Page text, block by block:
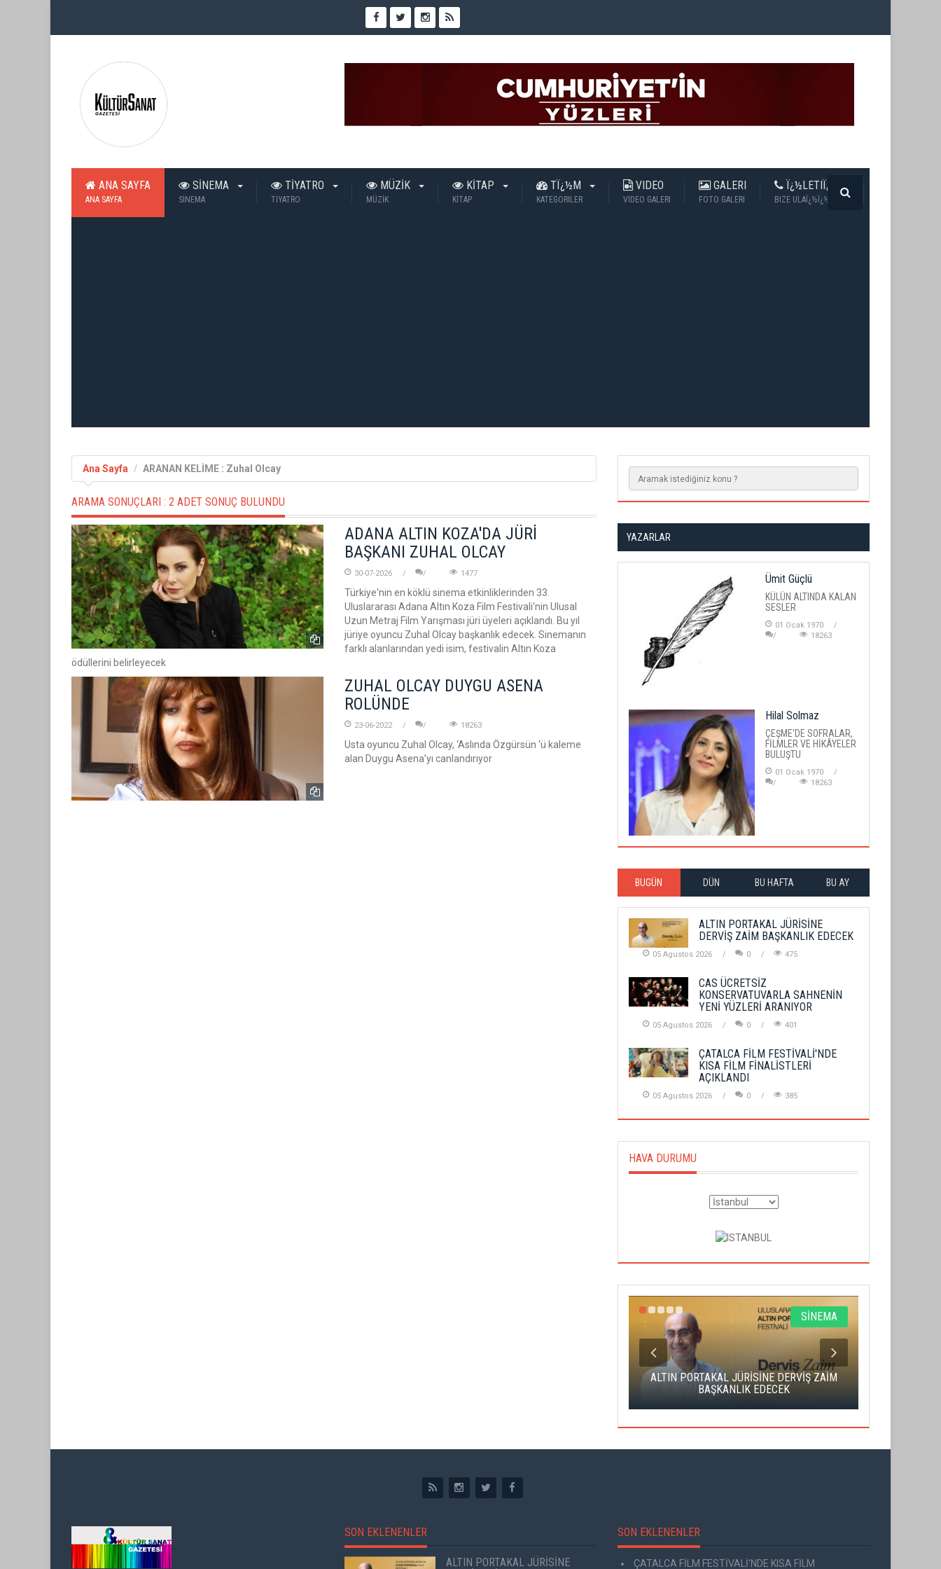
ANA SAYFA
ANA SAYFA
SİNEMA
SİNEMA
TİYATRO
TİYATRO
MÜZİK
MÜZİK
KİTAP
KİTAP
TÏ¿½M
KATEGORILER
VIDEO
VIDEO GALERI
GALERI
FOTO GALERI
Ï¿½LETIÏ¿½IM
BIZE ULAÏ¿½Ï¿½N
Ana Sayfa ARANAN KELİME : Zuhal Olcay
ARAMA SONUÇLARI : 2 ADET SONUÇ BULUNDU
ADANA ALTIN KOZA'DA JÜRİ
BAŞKANI ZUHAL OLCAY
30-07-2026 1477
Türkiye'nin en köklü sinema etkinliklerinden 33.
Uluslararası Adana Altın Koza Film Festivali'nin Ulusal
Uzun Metraj Film Yarışması jüri üyeleri açıklandı. Bu yıl
jüriye oyuncu Zuhal Olcay başkanlık edecek. Sinemanın
farklı alanlarından yedi isim, festivalin Altın Koza
ödüllerini belirleyecek
ZUHAL OLCAY DUYGU ASENA
ROLÜNDE
23-06-2022 18263
Usta oyuncu Zuhal Olcay, ‘Aslında Özgürsün ‘ü kaleme
alan Duygu Asena’yı canlandırıyor
YAZARLAR
Ümit Güçlü
KÜLÜN ALTINDA KALAN
SESLER
01 Ocak 1970
18263
Hilal Solmaz
ÇEŞME'DE SOFRALAR,
FİLMLER VE HİKÂYELER
BULUŞTU
01 Ocak 1970
18263
BUGÜN DÜN BU HAFTA BU AY
ALTIN PORTAKAL JÜRİSİNE
DERVİŞ ZAİM BAŞKANLIK EDECEK
05 Agustos 2026 0 475
CAS ÜCRETSİZ
KONSERVATUVARLA SAHNENİN
YENİ YÜZLERİ ARANIYOR
05 Agustos 2026 0 401
ÇATALCA FİLM FESTİVALİ'NDE
KISA FİLM FİNALİSTLERİ
AÇIKLANDI
05 Agustos 2026 0 385
HAVA DURUMU
SİNEMA
ALTIN PORTAKAL JÜRİSİNE DERVİŞ ZAİM
BAŞKANLIK EDECEK
SON EKLENENLER
ALTIN PORTAKAL JÜRİSİNE
SON EKLENENLER
ÇATALCA FİLM FESTİVALİ'NDE KISA FİLM